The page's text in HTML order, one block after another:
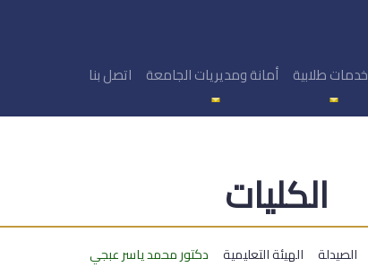
خدمات طلابية أمانة ومديريات الجامعة اتصل بنا
الكليات
الصيدلة الهيئة التعليمية دكتور محمد ياسر عبجي